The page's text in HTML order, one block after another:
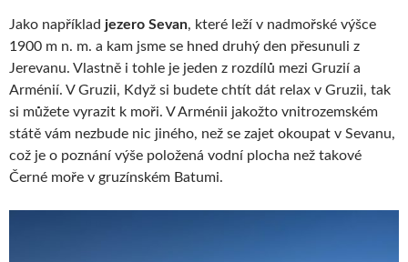
Jako například jezero Sevan, které leží v nadmořské výšce
1900 m n. m. a kam jsme se hned druhý den přesunuli z
Jerevanu. Vlastně i tohle je jeden z rozdílů mezi Gruzií a
Arménií. V Gruzii, Když si budete chtít dát relax v Gruzii, tak
si můžete vyrazit k moři. V Arménii jakožto vnitrozemském
státě vám nezbude nic jiného, než se zajet okoupat v Sevanu,
což je o poznání výše položená vodní plocha než takové
Černé moře v gruzínském Batumi.